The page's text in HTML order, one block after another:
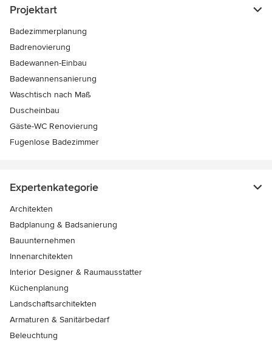
Projektart
Badezimmerplanung
Badrenovierung
Badewannen-Einbau
Badewannensanierung
Waschtisch nach Maß
Duscheinbau
Gäste-WC Renovierung
Fugenlose Badezimmer
Expertenkategorie
Architekten
Badplanung & Badsanierung
Bauunternehmen
Innenarchitekten
Interior Designer & Raumausstatter
Küchenplanung
Landschaftsarchitekten
Armaturen & Sanitärbedarf
Beleuchtung